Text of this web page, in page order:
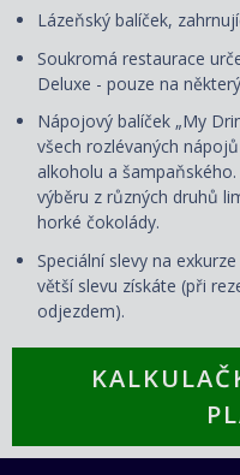
Lázeňský balíček,
Soukromá restaurace
Deluxe - pouze na
Nápojový balíček „My
všech rozlévaných
alkoholu a
výběru z různých druhů
horké čokolády.
Speciální slevy na
větší slevu získáte (při
odjezdem).